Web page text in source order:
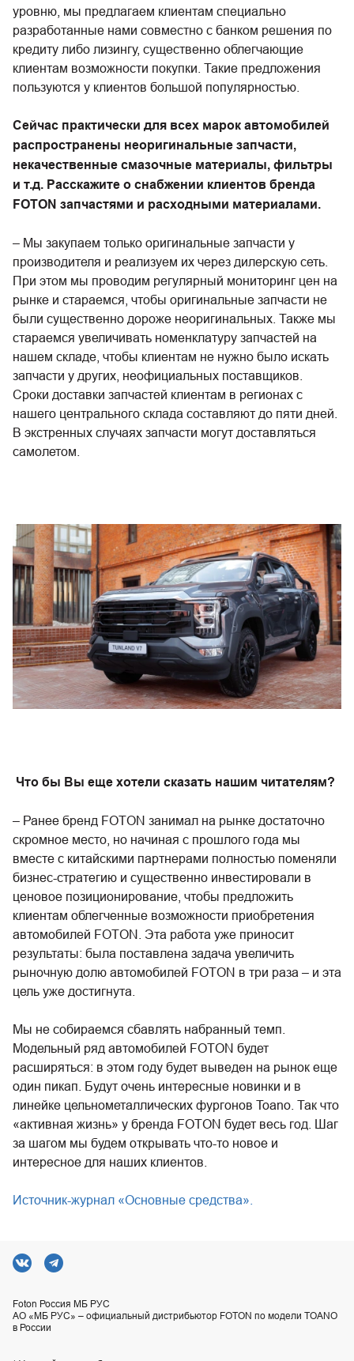
уровню, мы предлагаем клиентам специально
разработанные нами совместно с банком решения по
кредиту либо лизингу, существенно облегчающие
клиентам возможности покупки. Такие предложения
пользуются у клиентов большой популярностью.
Сейчас практически для всех марок автомобилей
распространены неоригинальные запчасти,
некачественные смазочные материалы, фильтры
и т.д. Расскажите о снабжении клиентов бренда
FOTON запчастями и расходными материалами.
– Мы закупаем только оригинальные запчасти у
производителя и реализуем их через дилерскую сеть.
При этом мы проводим регулярный мониторинг цен на
рынке и стараемся, чтобы оригинальные запчасти не
были существенно дороже неоригинальных. Также мы
стараемся увеличивать номенклатуру запчастей на
нашем складе, чтобы клиентам не нужно было искать
запчасти у других, неофициальных поставщиков.
Сроки доставки запчастей клиентам в регионах с
нашего центрального склада составляют до пяти дней.
В экстренных случаях запчасти могут доставляться
самолетом.
Что бы Вы еще хотели сказать нашим читателям?
– Ранее бренд FOTON занимал на рынке достаточно
скромное место, но начиная с прошлого года мы
вместе с китайскими партнерами полностью поменяли
бизнес-стратегию и существенно инвестировали в
ценовое позиционирование, чтобы предложить
клиентам облегченные возможности приобретения
автомобилей FOTON. Эта работа уже приносит
результаты: была поставлена задача увеличить
рыночную долю автомобилей FOTON в три раза – и эта
цель уже достигнута.
Мы не собираемся сбавлять набранный темп.
Модельный ряд автомобилей FOTON будет
расширяться: в этом году будет выведен на рынок еще
один пикап. Будут очень интересные новинки и в
линейке цельнометаллических фургонов Toano. Так что
«активная жизнь» у бренда FOTON будет весь год. Шаг
за шагом мы будем открывать что-то новое и
интересное для наших клиентов.
Источник-журнал «Основные средства».
Foton Россия МБ РУС
АО «МБ РУС» – официальный дистрибьютор FOTON по модели TOANO
в России